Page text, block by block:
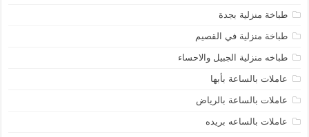
طباخة منزلية بجدة
طباخة منزلية في القصيم
طباخه منزلية الجبيل والاحساء
عاملات بالساعة بأبها
عاملات بالساعة بالرياض
عاملات بالساعه بريده